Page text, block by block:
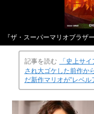
『ザ・スーパーマリオブラザ
記事を読む
「史上サ
され大ゴケした前作か
だ新作マリオが“レベル